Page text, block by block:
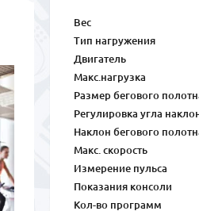
Вес
Тип нагружения
Двигатель
Макс.нагрузка
Размер бегового
Регулировка угла
Наклон бегового
Макс. скорость
Измерение пульса
Показания консоли
Кол-во программ